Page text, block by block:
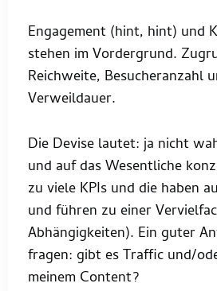
Engagement (hint, hint) und
stehen im Vordergrund.
Reichweite, Besucheranzahl
Verweildauer.
Die Devise lautet: ja nicht
und auf das Wesentliche
zu viele KPIs und die haben
und führen zu einer
Abhängigkeiten). Ein guter
fragen: gibt es Traffic und/
meinem Content?